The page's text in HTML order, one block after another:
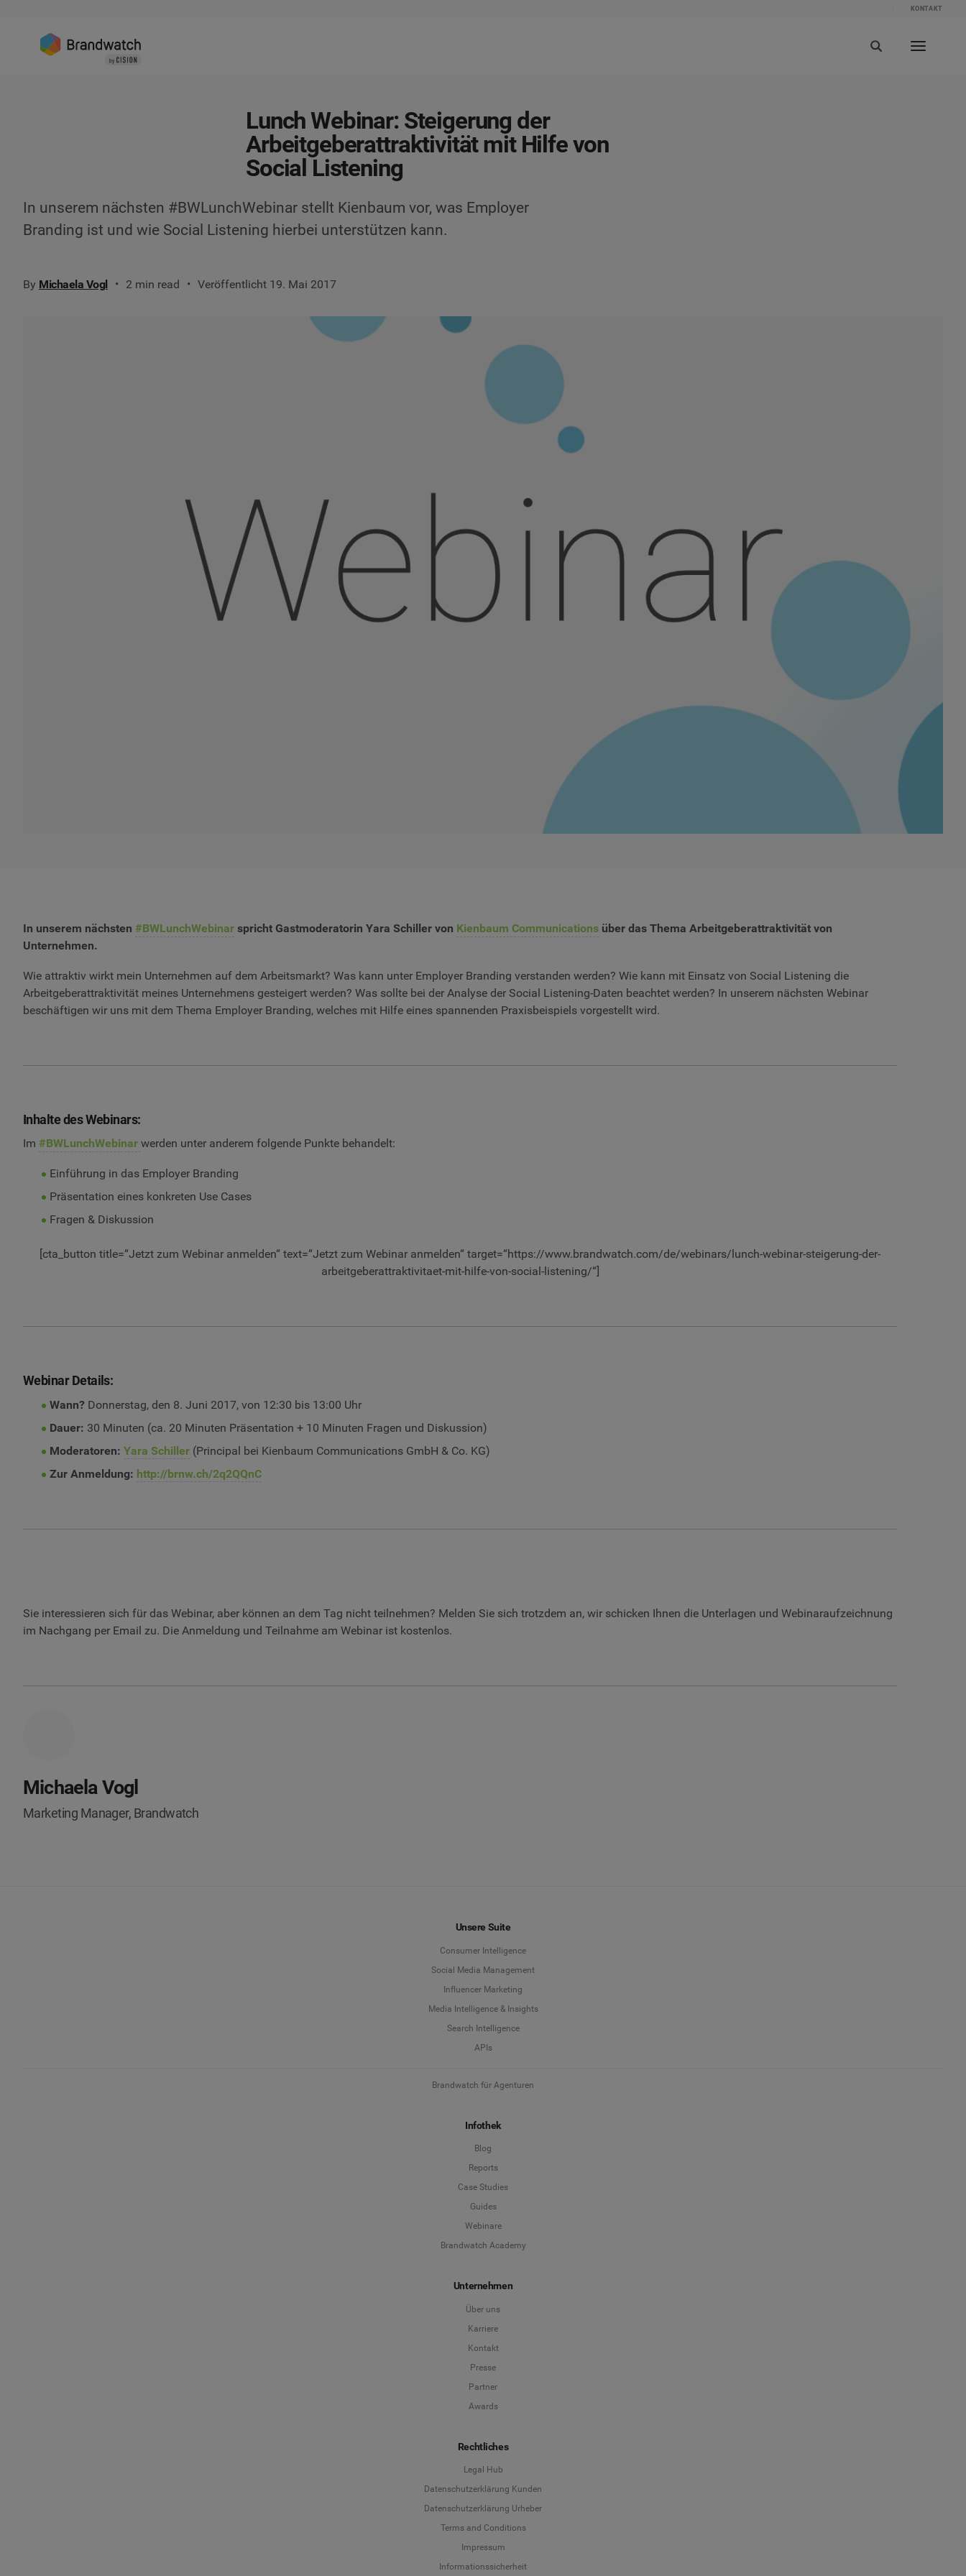
KONTAKT
Lunch Webinar: Steigerung der
Arbeitgeberattraktivität mit Hilfe von
Social Listening
In unserem nächsten #BWLunchWebinar stellt Kienbaum vor, was Employer
Branding ist und wie Social Listening hierbei unterstützen kann.
By Michaela Vogl 2 min read Veröffentlicht 19. Mai 2017
In unserem nächsten #BWLunchWebinar spricht Gastmoderatorin Yara Schiller von Kienbaum Communications über das Thema Arbeitgeberattraktivität von
Unternehmen.
Wie attraktiv wirkt mein Unternehmen auf dem Arbeitsmarkt? Was kann unter Employer Branding verstanden werden? Wie kann mit Einsatz von Social Listening die
Arbeitgeberattraktivität meines Unternehmens gesteigert werden? Was sollte bei der Analyse der Social Listening-Daten beachtet werden? In unserem nächsten Webinar
beschäftigen wir uns mit dem Thema Employer Branding, welches mit Hilfe eines spannenden Praxisbeispiels vorgestellt wird.
Inhalte des Webinars:
Im #BWLunchWebinar werden unter anderem folgende Punkte behandelt:
Einführung in das Employer Branding
Präsentation eines konkreten Use Cases
Fragen & Diskussion
[cta_button title=“Jetzt zum Webinar anmelden“ text=“Jetzt zum Webinar anmelden“ target=“https://www.brandwatch.com/de/webinars/lunch-webinar-steigerung-der-
arbeitgeberattraktivitaet-mit-hilfe-von-social-listening/“]
Webinar Details:
Wann?Donnerstag, den 8. Juni 2017, von 12:30 bis 13:00 Uhr
Dauer: 30 Minuten (ca. 20 Minuten Präsentation + 10 Minuten Fragen und Diskussion)
Moderatoren: Yara Schiller(Principal bei Kienbaum Communications GmbH & Co. KG)
Zur Anmeldung: http://brnw.ch/2q2QQnC
Sie interessieren sich für das Webinar, aber können an dem Tag nicht teilnehmen? Melden Sie sich trotzdem an, wir schicken Ihnen die Unterlagen und Webinaraufzeichnung
im Nachgang per Email zu. Die Anmeldung und Teilnahme am Webinar ist kostenlos.
Michaela Vogl
Marketing Manager, Brandwatch
Unsere Suite
Consumer Intelligence
Social Media Management
Influencer Marketing
Media Intelligence & Insights
Search Intelligence
APIs
Brandwatch für Agenturen
Infothek
Blog
Reports
Case Studies
Guides
Webinare
Brandwatch Academy
Unternehmen
Über uns
Karriere
Kontakt
Presse
Partner
Awards
Rechtliches
Legal Hub
Datenschutzerklärung Kunden
Datenschutzerklärung Urheber
Terms and Conditions
Impressum
Informationssicherheit